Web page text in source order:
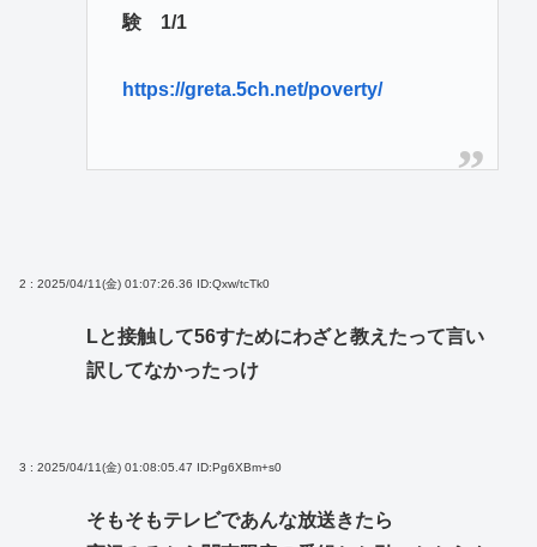
験 1/1
https://greta.5ch.net/poverty/
2 : 2025/04/11(金) 01:07:26.36 ID:Qxw/tcTk0
Lと接触して56すためにわざと教えたって言い
訳してなかったっけ
3 : 2025/04/11(金) 01:08:05.47 ID:Pg6XBm+s0
そもそもテレビであんな放送きたら